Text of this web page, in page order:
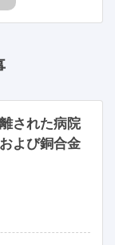
された病院
よび銅合金